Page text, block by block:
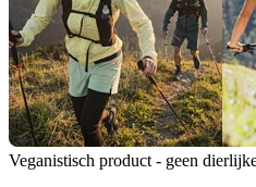
Veganistisch product - geen